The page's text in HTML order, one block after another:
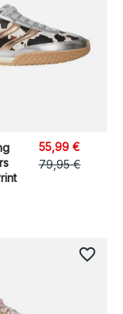
55,99 €
79,95 €
favorite_border